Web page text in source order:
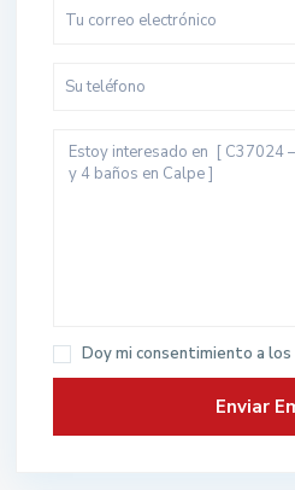
Doy mi consentimiento a los